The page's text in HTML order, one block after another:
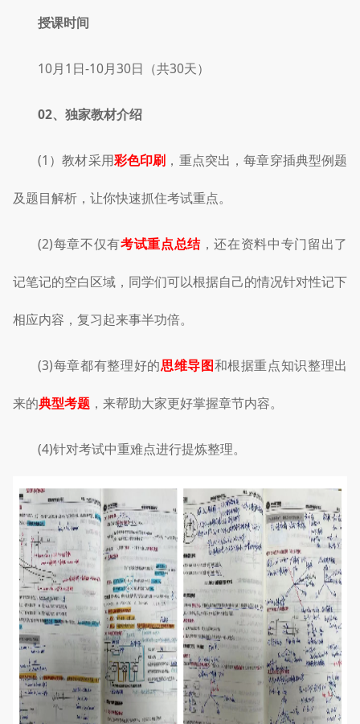
授课时间
10月1日-10月30日（共30天）
02、独家教材介绍
(1）教材采用彩色印刷 ，重点突出，每章穿插典型例题
及题目解析，让你快速抓住考试重点。
(2)每章不仅有考试重点总结，还在资料中专门留出了
记笔记的空白区域，同学们可以根据自己的情况针对性记下
相应内容，复习起来事半功倍。
(3)每章都有整理好的思维导图和根据重点知识整理出
来的典型考题，来帮助大家更好掌握章节内容。
(4)针对考试中重难点进行提炼整理。